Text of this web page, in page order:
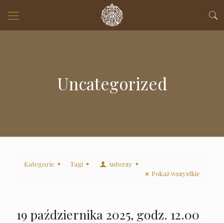
Uncategorized
Kategorie Tagi
Autorzy
Pokaż wszystkie
19 października 2025, godz. 12.00